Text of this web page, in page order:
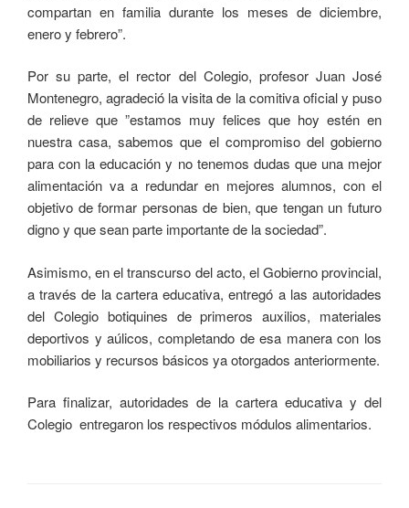
compartan en familia durante los meses de diciembre,
enero y febrero”.
Por su parte, el rector del Colegio, profesor Juan José
Montenegro, agradeció la visita de la comitiva oficial y puso
de relieve que ”estamos muy felices que hoy estén en
nuestra casa, sabemos que el compromiso del gobierno
para con la educación y no tenemos dudas que una mejor
alimentación va a redundar en mejores alumnos, con el
objetivo de formar personas de bien, que tengan un futuro
digno y que sean parte importante de la sociedad”.
Asimismo, en el transcurso del acto, el Gobierno provincial,
a través de la cartera educativa, entregó a las autoridades
del Colegio botiquines de primeros auxilios, materiales
deportivos y aúlicos, completando de esa manera con los
mobiliarios y recursos básicos ya otorgados anteriormente.
Para finalizar, autoridades de la cartera educativa y del
Colegio entregaron los respectivos módulos alimentarios.